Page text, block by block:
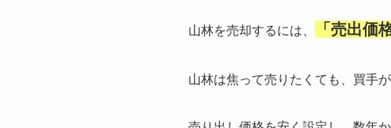
山林を売却するには、 「売出価
山林は焦って売りたくても、買手